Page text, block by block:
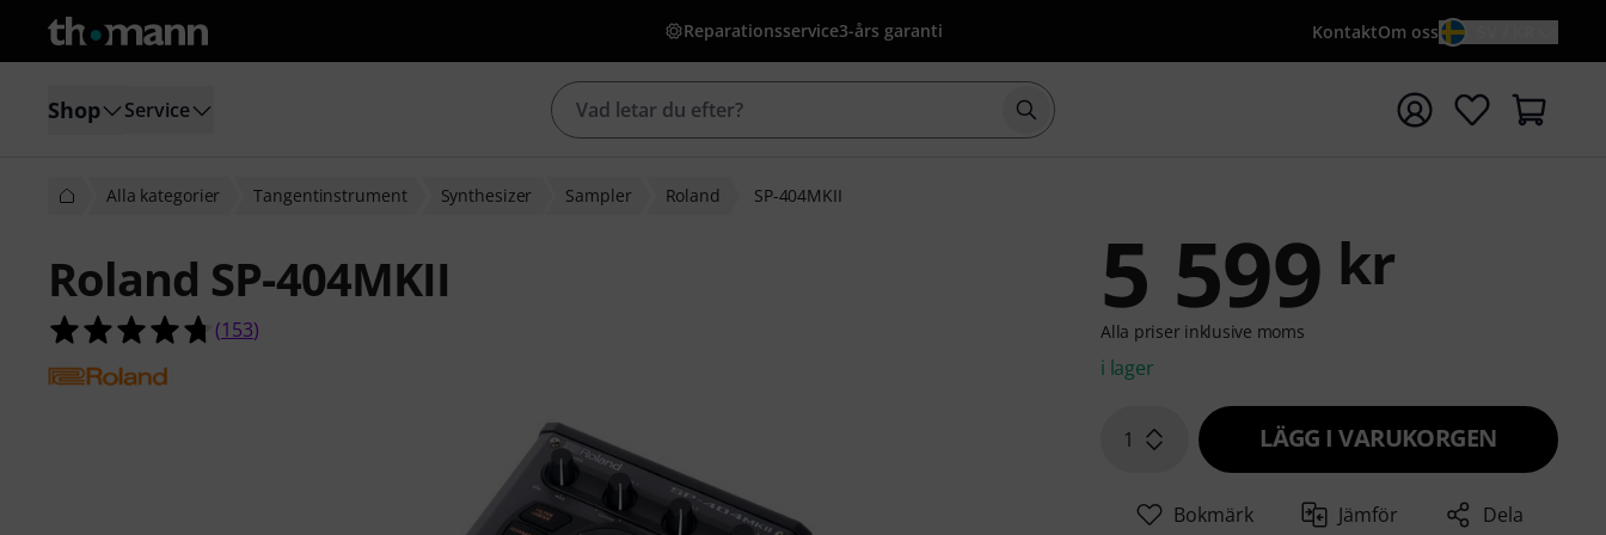
Reparationsservice3-års garanti KontaktOm oss
Shop Service Börja sökningen med söktermen {searchTerm}
Alla kategorier Tangentinstrument Synthesizer Sampler Roland SP-404MKII
Roland SP-404MKII
4.7 av 5 stjärnor från 153 kundbetyg
(153) 5 599 kr
Alla priser inklusive moms
i lager
1 LÄGG I VARUKORGEN
Bokmärk Jämför Dela